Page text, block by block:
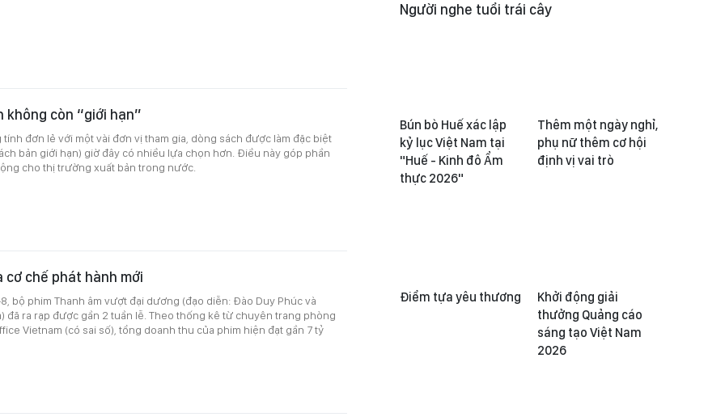
không còn “giới hạn”
đơn lẻ với một vài đơn vị tham gia, dòng sách được làm đặc biệt
bản giới hạn) giờ đây có nhiều lựa chọn hơn. Điều này góp phần
cho thị trường xuất bản trong nước.
cơ chế phát hành mới
bộ phim Thanh âm vượt đại dương (đạo diễn: Đào Duy Phúc và
đã ra rạp được gần 2 tuần lễ. Theo thống kê từ chuyên trang phòng
Vietnam (có sai số), tổng doanh thu của phim hiện đạt gần 7 tỷ
Người nghe tuổi trái cây
Bún bò Huế xác lập
kỷ lục Việt Nam tại
"Huế - Kinh đô Ẩm
thực 2026"
Thêm một ngày nghỉ,
phụ nữ thêm cơ hội
định vị vai trò
Điểm tựa yêu thương
Khởi động giải
thưởng Quảng cáo
sáng tạo Việt Nam
2026